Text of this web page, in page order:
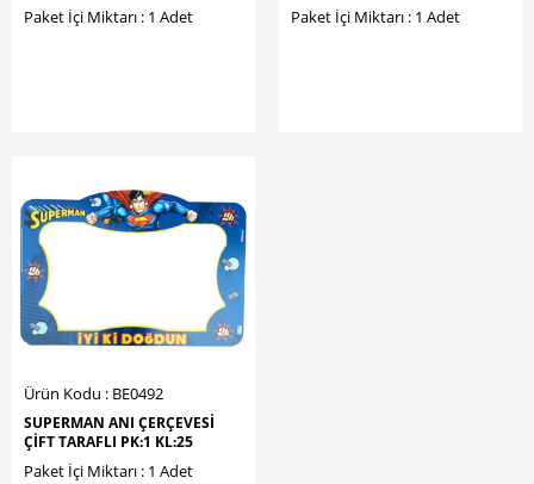
Paket İçi Miktarı : 1 Adet Paket İçi Miktarı : 1 Adet
Ürün Kodu : BE0492
SUPERMAN ANI ÇERÇEVESİ
ÇİFT TARAFLI PK:1 KL:25
Paket İçi Miktarı : 1 Adet